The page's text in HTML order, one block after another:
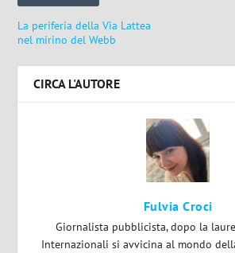
La periferia della Via Lattea
nel mirino del Webb
CIRCA L'AUTORE
Fulvia Croci
Giornalista pubblicista, dopo la
Internazionali si avvicina al mondo